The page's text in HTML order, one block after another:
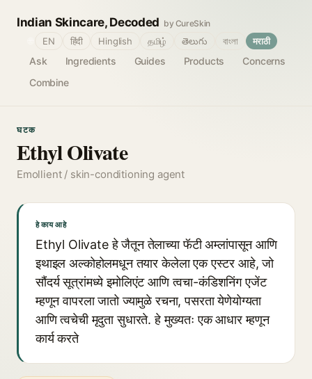
Indian Skincare, Decoded by CureSkin
Ask Ingredients Guides Products
Concerns
Combine
EN हिंदी Hinglish தமிழ் తెలుగు বাংলা मराठी
घटक
Ethyl Olivate
Emollient / skin-conditioning agent
हे काय आहे
Ethyl Olivate हे जैतून तेलाच्या फॅटी अम्लांपासून आणि
इथाइल अल्कोहोलमधून तयार केलेला एक एस्टर आहे, जो
सौंदर्य सूत्रांमध्ये इमोलिएंट आणि त्वचा-कंडिशनिंग एजेंट
म्हणून वापरला जातो ज्यामुळे रचना, पसरता येणेयोग्यता
आणि त्वचेची मृदुता सुधारते. हे मुख्यतः एक आधार म्हणून
कार्य करते